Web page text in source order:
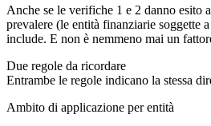
Anche se le verifiche 1 e 2 danno esito
prevalere (le entità finanziarie soggette
include. E non è nemmeno mai un
Due regole da ricordare
Entrambe le regole indicano la stessa
Ambito di applicazione per entità